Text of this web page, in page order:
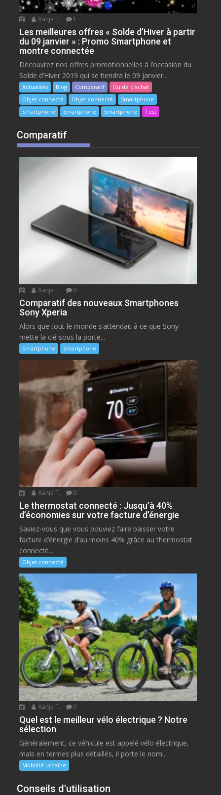
Kanja T. 1
Les meilleures offres « Solde d’Hiver à partir
du 09 janvier » : Promo Smartphone et
montre connectée
Découvrez nos offres promotionnelles à l’occasion du
Solde d’Hiver 2019 qui se tiendra le 09 janvier...
Actualités Blog Comparatif
Guide d’achat
Objet connecté
Objet connecté
Smartphone
Smartphone
Smartphone Smartphone Test
Comparatif
Kanja T. 0
Comparatif des nouveaux Smartphones
Sony Xperia
Alors que tout le monde s’attendait à ce que Sony
mette la clé sous la porte...
Smartphone Smartphone
Kanja T. 0
Le thermostat connecté : Jusqu’à 40%
d’économies sur votre facture d’énergie
Saviez-vous que vous pouviez faire baisser votre
facture d’énergie d’au moins 40% grâce au thermostat
connecté...
Objet connecté
Kanja T. 0
Quel est le meilleur vélo électrique ? Notre
sélection
Généralement, ce véhicule est appelé vélo électrique,
mais en termes plus détaillés, il porte le nom...
Mobilité urbaine
Conseils d'utilisation